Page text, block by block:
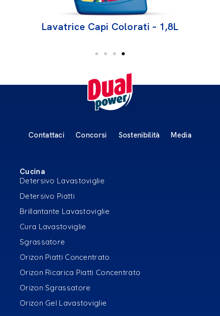
Lavatrice Capi Colorati – 1,8L
Contattaci Concorsi Sostenibilità Media
Cucina
Detersivo Lavastoviglie
Detersivo Piatti
Brillantante Lavastoviglie
Cura Lavastoviglie
Sgrassatore
Orizon Piatti Concentrato
Orizon Ricarica Piatti Concentrato
Orizon Sgrassatore
Orizon Gel Lavastoviglie